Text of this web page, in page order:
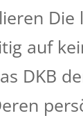
Die
auf
DKB